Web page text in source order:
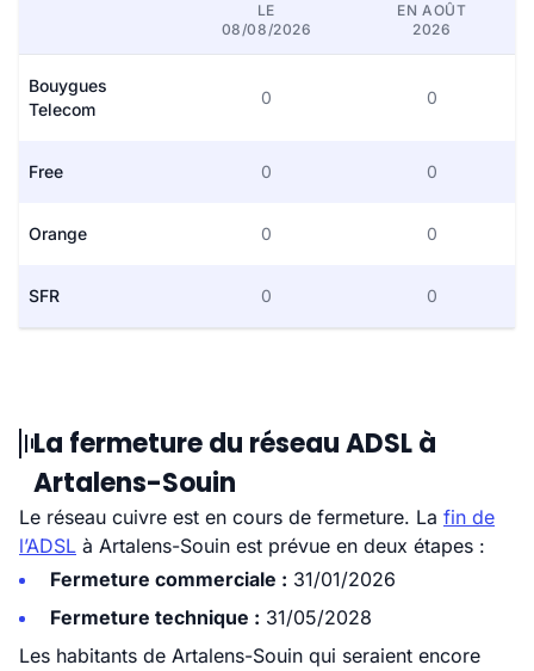
LE
08/08/2026
EN AOÛT
2026
Bouygues
Telecom
0 0
Free 0 0
Orange 0 0
SFR 0 0
La fermeture du réseau ADSL à
Artalens-Souin
Le réseau cuivre est en cours de fermeture. La fin de
l’ADSL à Artalens-Souin est prévue en deux étapes :
Fermeture commerciale : 31/01/2026
Fermeture technique : 31/05/2028
Les habitants de Artalens-Souin qui seraient encore